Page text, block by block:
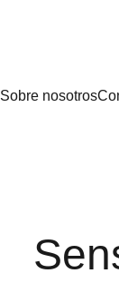
Sobre nosotros